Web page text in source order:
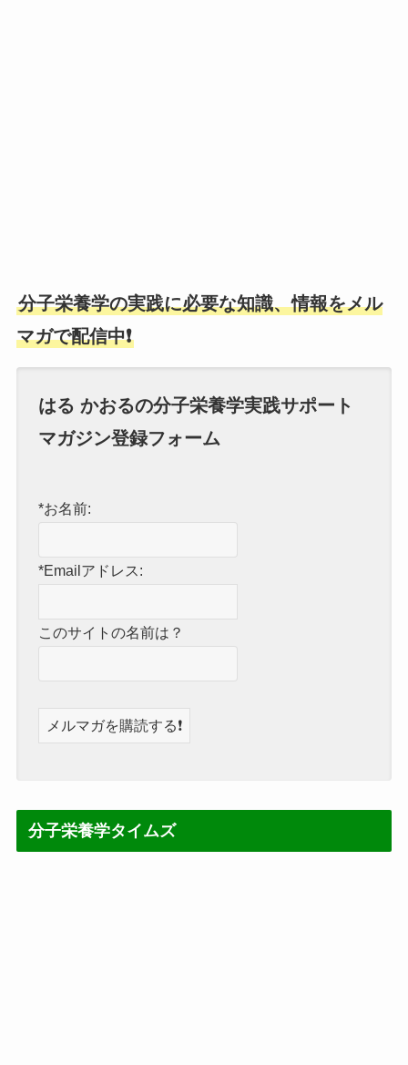
分子栄養学の実践に必要な知識、情報をメル
マガで配信中❗
はる かおるの分子栄養学実践サポート
マガジン登録フォーム
*お名前:
*Emailアドレス:
このサイトの名前は？
分子栄養学タイムズ